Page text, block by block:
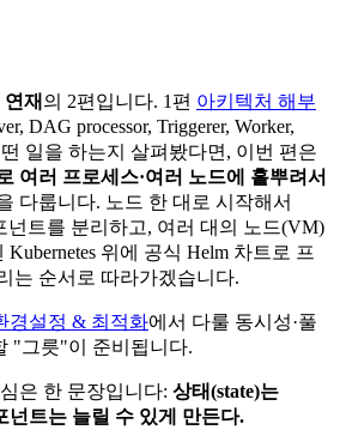
재 의 2편입니다. 1편 아키텍처 해부
DAG processor, Triggerer, Worker,
일을 하는지 살펴봤다면, 이번 편은
여러 프로세스·여러 노드에 흩뿌려서
다룹니다. 노드 한 대로 시작해서
넌트를 분리하고, 여러 대의 노드(VM)
위에 공식 Helm 차트로 프
는 순서로 따라가겠습니다.
경설정 & 최적화에서 다룰 동시성·풀
"그릇"이 준비됩니다.
은 한 문장입니다: 상태(state)는
넌트는 늘릴 수 있게 만든다.